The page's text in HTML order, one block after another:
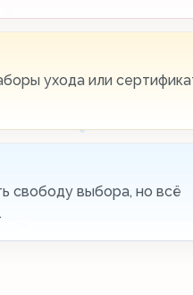
ухода или
свободу выбора, но всё